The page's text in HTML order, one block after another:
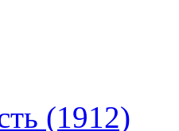
(1912)